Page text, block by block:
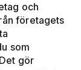
och
företagets
som
gör